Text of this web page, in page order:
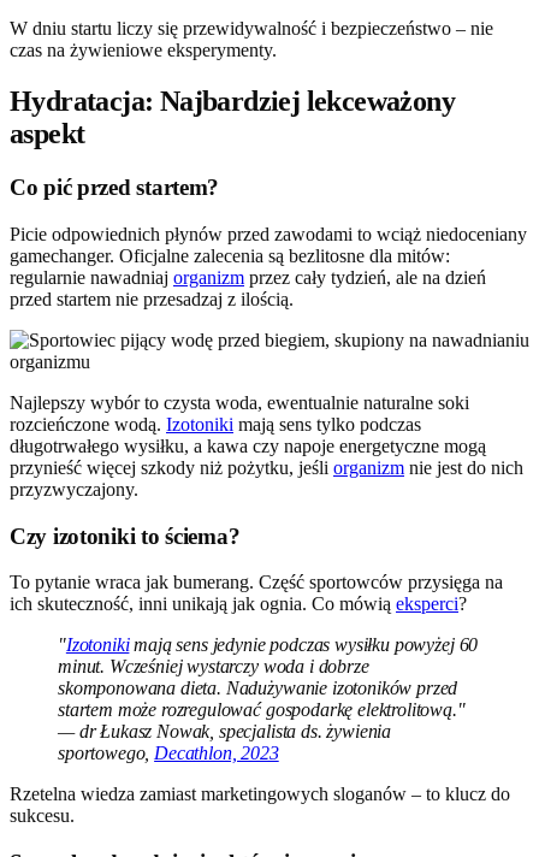
W dniu startu liczy się przewidywalność i bezpieczeństwo – nie
czas na żywieniowe eksperymenty.
Hydratacja: Najbardziej lekceważony
aspekt
Co pić przed startem?
Picie odpowiednich płynów przed zawodami to wciąż niedoceniany
gamechanger. Oficjalne zalecenia są bezlitosne dla mitów:
regularnie nawadniaj organizm przez cały tydzień, ale na dzień
przed startem nie przesadzaj z ilością.
Najlepszy wybór to czysta woda, ewentualnie naturalne soki
rozcieńczone wodą. Izotoniki mają sens tylko podczas
długotrwałego wysiłku, a kawa czy napoje energetyczne mogą
przynieść więcej szkody niż pożytku, jeśli organizm nie jest do nich
przyzwyczajony.
Czy izotoniki to ściema?
To pytanie wraca jak bumerang. Część sportowców przysięga na
ich skuteczność, inni unikają jak ognia. Co mówią eksperci?
"Izotonikimają sens jedynie podczas wysiłku powyżej 60
minut. Wcześniej wystarczy woda i dobrze
skomponowana dieta. Nadużywanie izotoników przed
startem może rozregulować gospodarkę elektrolitową."
— dr Łukasz Nowak, specjalista ds. żywienia
sportowego,Decathlon, 2023
Rzetelna wiedza zamiast marketingowych sloganów – to klucz do
sukcesu.